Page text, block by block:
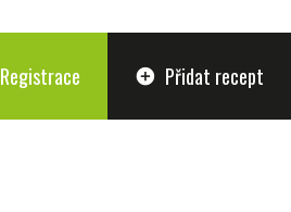
Registrace add_circle Přidat recept